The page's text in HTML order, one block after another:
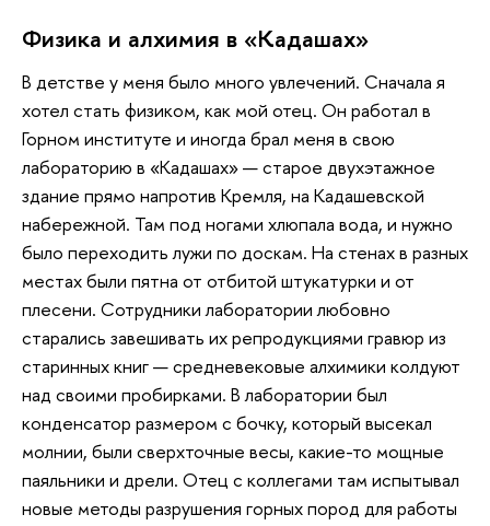
Физика и алхимия в «Кадашах»
В детстве у меня было много увлечений. Сначала я
хотел стать физиком, как мой отец. Он работал в
Горном институте и иногда брал меня в свою
лабораторию в «Кадашах» — старое двухэтажное
здание прямо напротив Кремля, на Кадашевской
набережной. Там под ногами хлюпала вода, и нужно
было переходить лужи по доскам. На стенах в разных
местах были пятна от отбитой штукатурки и от
плесени. Сотрудники лаборатории любовно
старались завешивать их репродукциями гравюр из
старинных книг — средневековые алхимики колдуют
над своими пробирками. В лаборатории был
конденсатор размером с бочку, который высекал
молнии, были сверхточные весы, какие-то мощные
паяльники и дрели. Отец с коллегами там испытывал
новые методы разрушения горных пород для работы